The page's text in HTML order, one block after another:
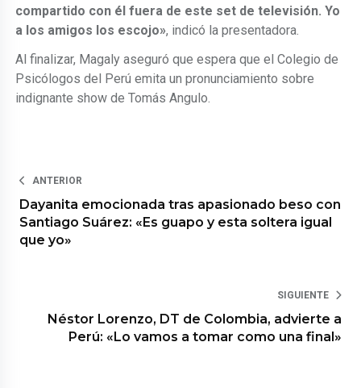
compartido con él fuera de este set de televisión. Yo
a los amigos los escojo», indicó la presentadora.
Al finalizar, Magaly aseguró que espera que el Colegio de
Psicólogos del Perú emita un pronunciamiento sobre
indignante show de Tomás Angulo.
ANTERIOR
Dayanita emocionada tras apasionado beso con
Santiago Suárez: «Es guapo y esta soltera igual
que yo»
SIGUIENTE
Néstor Lorenzo, DT de Colombia, advierte a
Perú: «Lo vamos a tomar como una final»